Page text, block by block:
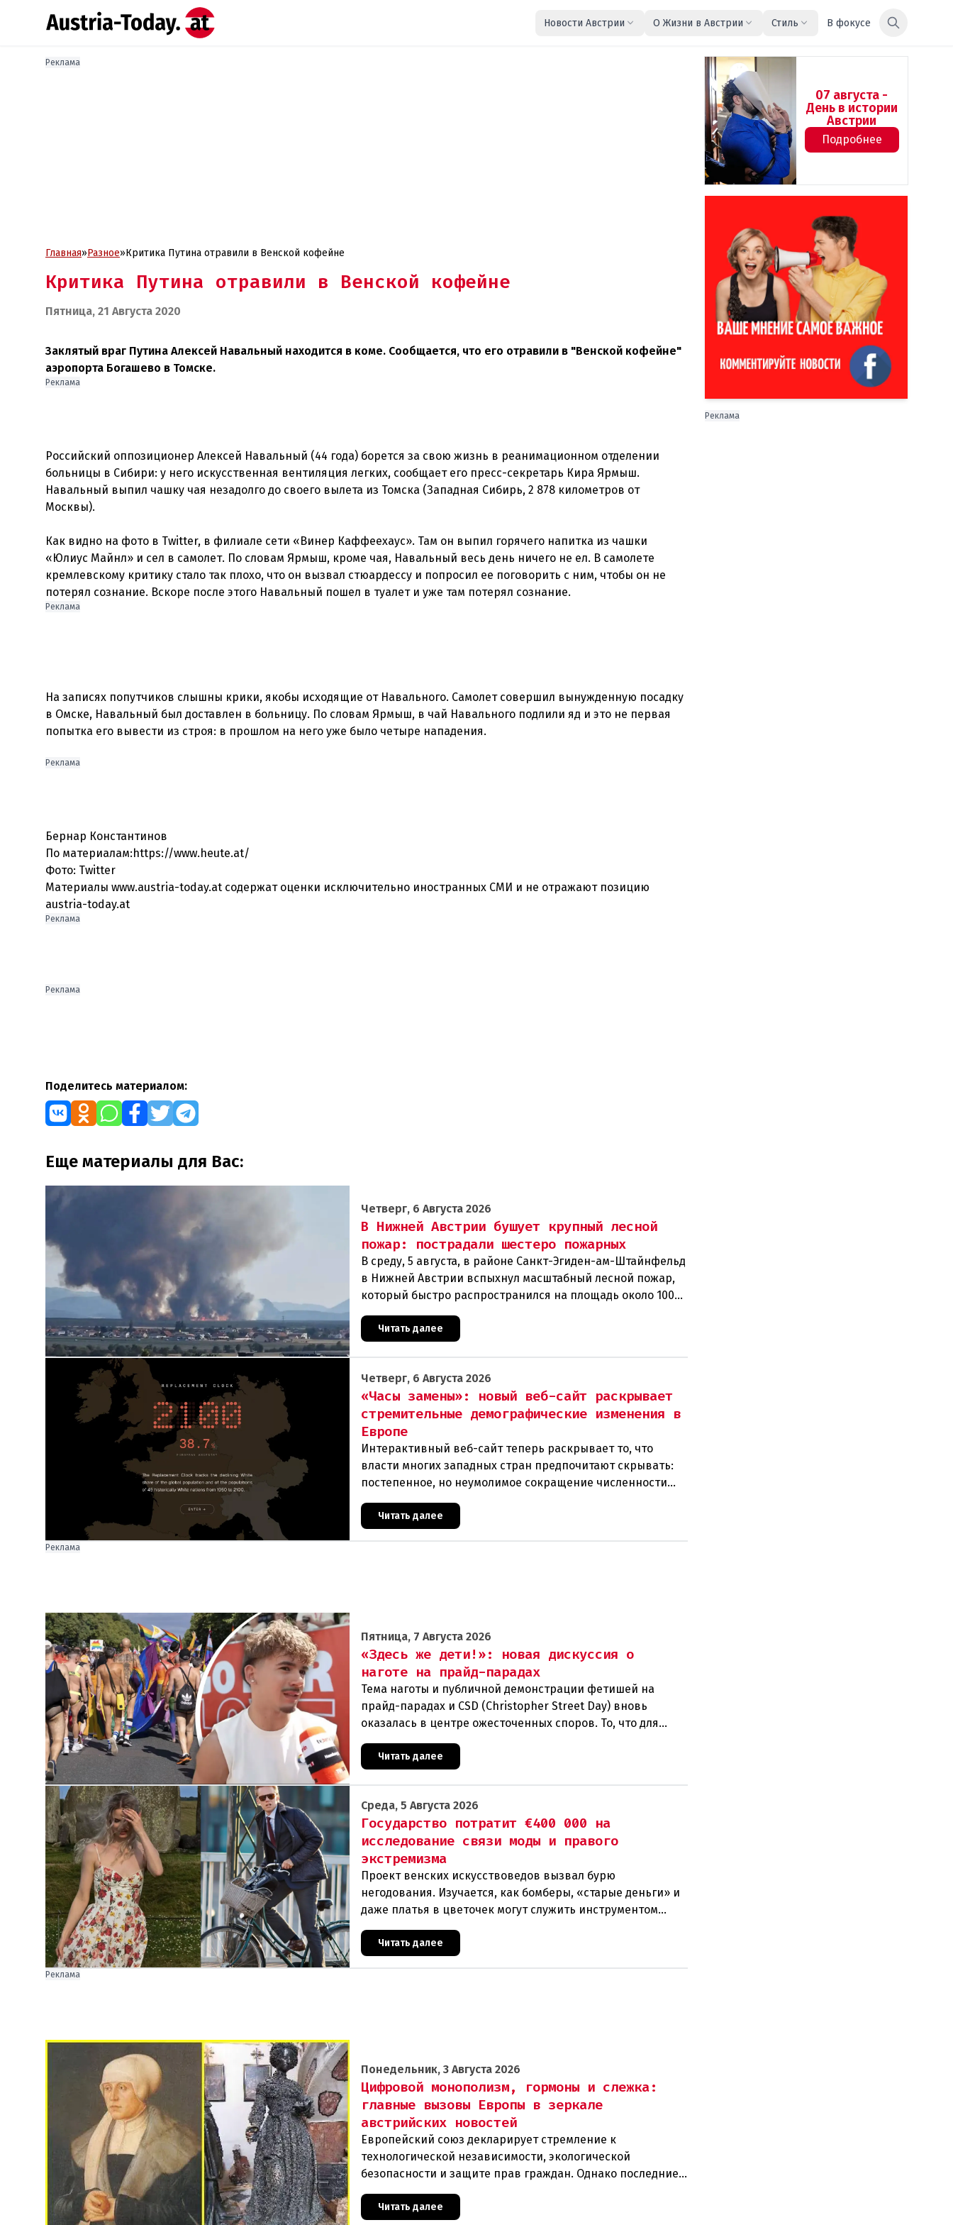
Новости Австрии О Жизни в Австрии Стиль В фокусе
Реклама
Главная»Разное»Критика Путина отравили в Венской кофейне
Критика Путина отравили в Венской кофейне
Пятница, 21 Августа 2020
Заклятый враг Путина Алексей Навальный находится в коме. Сообщается, что его отравили в "Венской кофейне"
аэропорта Богашево в Томске.
Реклама
Российский оппозиционер Алексей Навальный (44 года) борется за свою жизнь в реанимационном отделении
больницы в Сибири: у него искусственная вентиляция легких, сообщает его пресс-секретарь Кира Ярмыш.
Навальный выпил чашку чая незадолго до своего вылета из Томска (Западная Сибирь, 2 878 километров от
Москвы).
Как видно на фото в Twitter, в филиале сети «Винер Каффеехаус». Там он выпил горячего напитка из чашки
«Юлиус Майнл» и сел в самолет. По словам Ярмыш, кроме чая, Навальный весь день ничего не ел. В самолете
кремлевскому критику стало так плохо, что он вызвал стюардессу и попросил ее поговорить с ним, чтобы он не
Реклама
На записях попутчиков слышны крики, якобы исходящие от Навального. Самолет совершил вынужденную посадку
в Омске, Навальный был доставлен в больницу. По словам Ярмыш, в чай Навального подлили яд и это не первая
попытка его вывести из строя: в прошлом на него уже было четыре нападения.
Реклама
Бернар Константинов
По материалам:https://www.heute.at/
Фото: Twitter
Материалы www.austria-today.at содержат оценки исключительно иностранных СМИ и не отражают позицию
austria-today.at
Реклама
Реклама
Поделитесь материалом:
Еще материалы для Вас:
Четверг, 6 Августа 2026
В Нижней Австрии бушует крупный лесной
пожар: пострадали шестеро пожарных
В среду, 5 августа, в районе Санкт-Эгиден-ам-Штайнфельд
в Нижней Австрии вспыхнул масштабный лесной пожар,
который быстро распространился на площадь около 100
гектаров. В ходе тушения пострадали шесте
Читать далее
Четверг, 6 Августа 2026
«Часы замены»: новый веб-сайт раскрывает
стремительные демографические изменения в
Европе
Интерактивный веб-сайт теперь раскрывает то, что
власти многих западных стран предпочитают скрывать:
постепенное, но неумолимое сокращение численности
Читать далее
Реклама
Пятница, 7 Августа 2026
«Здесь же дети!»: новая дискуссия о
наготе на прайд-парадах
Тема наготы и публичной демонстрации фетишей на
прайд-парадах и CSD (Christopher Street Day) вновь
оказалась в центре ожесточенных споров. То, что для
Читать далее
Среда, 5 Августа 2026
Государство потратит €400 000 на
исследование связи моды и правого
экстремизма
Проект венских искусствоведов вызвал бурю
негодования. Изучается, как бомберы, «старые деньги» и
даже платья в цветочек могут служить инструментом
пропаганды. Оппоненты требуют ответа от министра наук
Читать далее
Реклама
Понедельник, 3 Августа 2026
Цифровой монополизм, гормоны и слежка:
главные вызовы Европы в зеркале
австрийских новостей
Европейский союз декларирует стремление к
технологической независимости, экологической
безопасности и защите прав граждан. Однако последние
события в Австрии и решение Брюсселя показывают:
реальная п
Читать далее
07 августа -
День в истории
Австрии
Подробнее
Реклама